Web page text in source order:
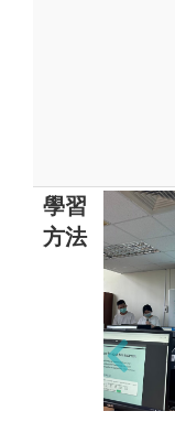
學習
方法